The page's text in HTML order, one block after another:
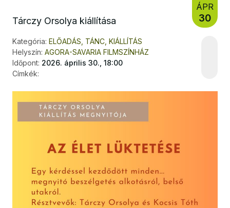
Tárczy Orsolya kiállítása
ÁPR
30
Kategória: ELŐADÁS, TÁNC, KIÁLLÍTÁS
Helyszín: AGORA-SAVARIA FILMSZÍNHÁZ
Időpont: 2026. április 30., 18:00
Címkék: